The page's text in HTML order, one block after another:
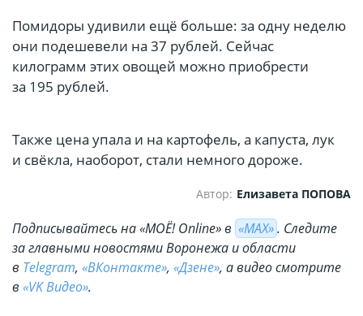
Помидоры удивили ещё больше: за одну неделю
они подешевели на 37 рублей. Сейчас
килограмм этих овощей можно приобрести
за 195 рублей.
Также цена упала и на картофель, а капуста, лук
и свёкла, наоборот, стали немного дороже.
Автор: Елизавета ПОПОВА
Подписывайтесь на «МОЁ! Online» в «МАХ». Cледите
за главными новостями Воронежа и области
в Telegram, «ВКонтакте», «Дзене», а видео смотрите
в «VK Видео».